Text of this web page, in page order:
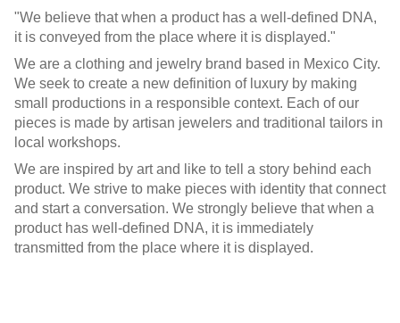
"We believe that when a product has a well-defined DNA,
it is conveyed from the place where it is displayed."
We are a clothing and jewelry brand based in Mexico City.
We seek to create a new definition of luxury by making
small productions in a responsible context. Each of our
pieces is made by artisan jewelers and traditional tailors in
local workshops.
We are inspired by art and like to tell a story behind each
product. We strive to make pieces with identity that connect
and start a conversation. We strongly believe that when a
product has well-defined DNA, it is immediately
transmitted from the place where it is displayed.